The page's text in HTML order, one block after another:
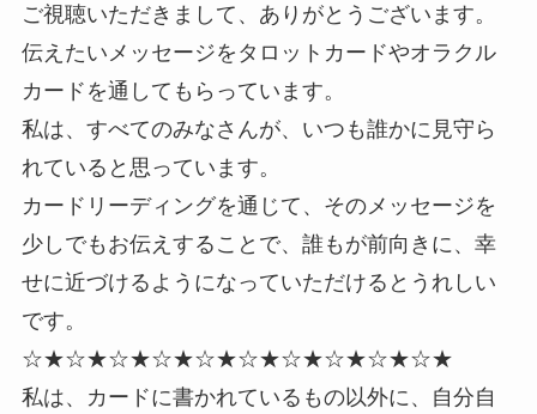
ご視聴いただきまして、ありがとうございます。
伝えたいメッセージをタロットカードやオラクル
カードを通してもらっています。
私は、すべてのみなさんが、いつも誰かに見守ら
れていると思っています。
カードリーディングを通じて、そのメッセージを
少しでもお伝えすることで、誰もが前向きに、幸
せに近づけるようになっていただけるとうれしい
です。
☆★☆★☆★☆★☆★☆★☆★☆★☆★☆★
私は、カードに書かれているもの以外に、自分自